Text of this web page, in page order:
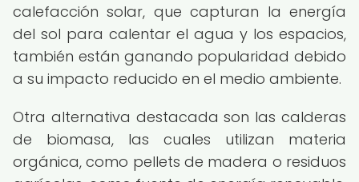
calefacción solar, que capturan la energía
del sol para calentar el agua y los espacios,
también están ganando popularidad debido
a su impacto reducido en el medio ambiente.
Otra alternativa destacada son las calderas
de biomasa, las cuales utilizan materia
orgánica, como pellets de madera o residuos